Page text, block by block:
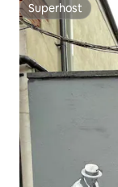
Superhost
Superhost